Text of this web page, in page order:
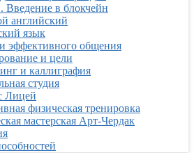
Введение в блокчейн
английский
язык
эффективного общения
и цели
и каллиграфия
студия
Лицей
физическая тренировка
мастерская Арт-Чердак